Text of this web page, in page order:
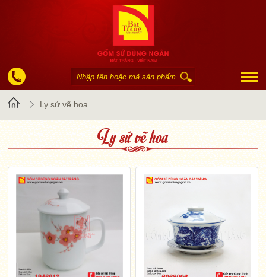
TrangLy sứ vẽ hoa
Ly sứ vẽ hoa